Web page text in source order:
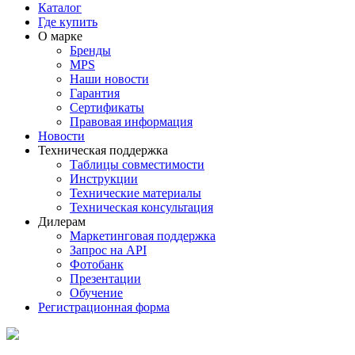
Каталог
Где купить
О марке
Бренды
MPS
Наши новости
Гарантия
Сертификаты
Правовая информация
Новости
Техническая поддержка
Таблицы совместимости
Инструкции
Технические материалы
Техническая консультация
Дилерам
Маркетинговая поддержка
Запрос на API
Фотобанк
Презентации
Обучение
Регистрационная форма